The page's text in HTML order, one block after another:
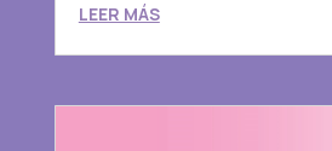
LEER MÁS